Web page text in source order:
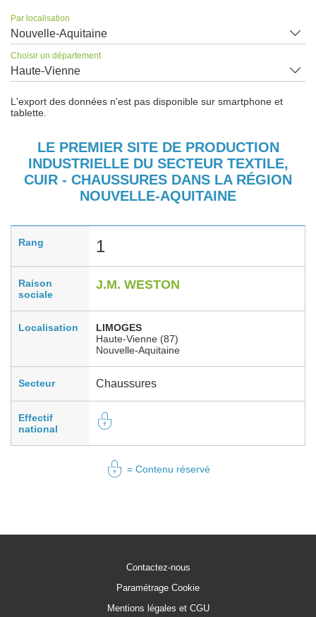
Par localisation
Nouvelle-Aquitaine
Choisir un département
Haute-Vienne
L'export des données n'est pas disponible sur smartphone et
tablette.
LE PREMIER SITE DE PRODUCTION
INDUSTRIELLE DU SECTEUR TEXTILE,
CUIR - CHAUSSURES DANS LA RÉGION
NOUVELLE-AQUITAINE
Rang 1
Raison
sociale
J.M. WESTON
Localisation
LIMOGES
Haute-Vienne (87)
Nouvelle-Aquitaine
Secteur Chaussures
Effectif
national
= Contenu réservé
Contactez-nous
Paramétrage Cookie
Mentions légales et CGU